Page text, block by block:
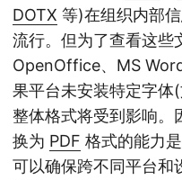
DOTX 等)在组织内部
流行。但为了查看这些
OpenOffice、MS Word
果平台未安装特定字体
整体格式将受到影响。
换为 PDF 格式的能力
可以确保跨不同平台和